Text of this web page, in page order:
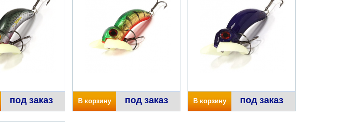
под заказ В корзину под заказ В корзину под заказ